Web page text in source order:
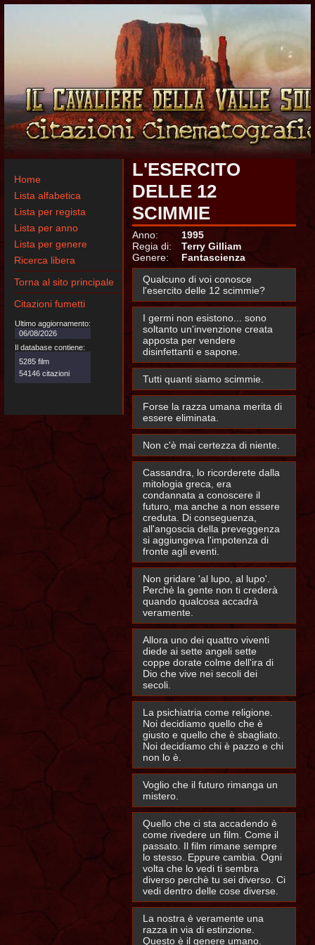
Home
Lista alfabetica
Lista per regista
Lista per anno
Lista per genere
Ricerca libera
Torna al sito principale
Citazioni fumetti
Ultimo aggiornamento:
06/08/2026
Il database contiene:
5285 film
54146 citazioni
L'ESERCITO
DELLE 12
SCIMMIE
Anno:
1995
Regia di:
Terry Gilliam
Genere:
Fantascienza
Qualcuno di voi conosce
l'esercito delle 12 scimmie?
I germi non esistono... sono
soltanto un'invenzione creata
apposta per vendere
disinfettanti e sapone.
Tutti quanti siamo scimmie.
Forse la razza umana merita di
essere eliminata.
Non c'è mai certezza di niente.
Cassandra, lo ricorderete dalla
mitologia greca, era
condannata a conoscere il
futuro, ma anche a non essere
creduta. Di conseguenza,
all'angoscia della preveggenza
si aggiungeva l'impotenza di
fronte agli eventi.
Non gridare 'al lupo, al lupo'.
Perchè la gente non ti crederà
quando qualcosa accadrà
veramente.
Allora uno dei quattro viventi
diede ai sette angeli sette
coppe dorate colme dell'ira di
Dio che vive nei secoli dei
secoli.
La psichiatria come religione.
Noi decidiamo quello che è
giusto e quello che è sbagliato.
Noi decidiamo chi è pazzo e chi
non lo è.
Voglio che il futuro rimanga un
mistero.
Quello che ci sta accadendo è
come rivedere un film. Come il
passato. Il film rimane sempre
lo stesso. Eppure cambia. Ogni
volta che lo vedi ti sembra
diverso perchè tu sei diverso. Ci
vedi dentro delle cose diverse.
La nostra è veramente una
razza in via di estinzione.
Questo è il genere umano.